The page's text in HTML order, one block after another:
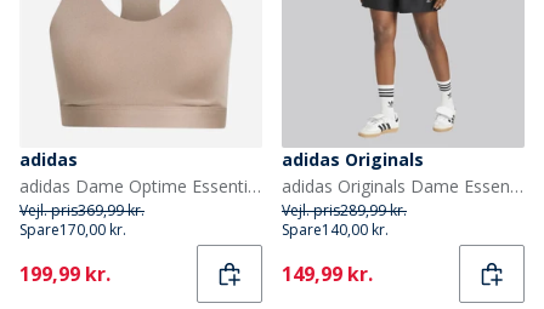
adidas
adidas Dame Optime Essentials Træning Høj Støtte Sports BH Chalky Brown
Vejl. pris369,99 kr.
Spare170,00 kr.
Current
199,99 kr.
adidas Originals
adidas Originals Dame Essentials Vævet Højtaljede Cargo Shorts Sort
Vejl. pris289,99 kr.
Spare140,00 kr.
Current
149,99 kr.